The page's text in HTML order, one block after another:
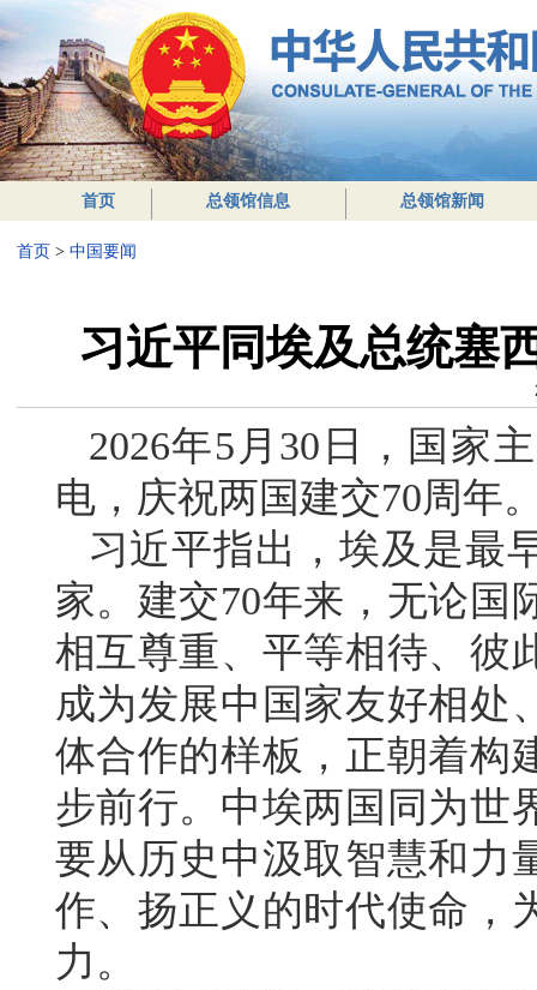
首页 总领馆信息 总领馆新闻
首页 > 中国要闻
习近平同埃及总统塞
2026年5月30日，国家
电，庆祝两国建交70周年
习近平指出，埃及是最
家。建交70年来，无论国
相互尊重、平等相待、彼
成为发展中国家友好相处
体合作的样板，正朝着构
步前行。中埃两国同为世
要从历史中汲取智慧和力
作、扬正义的时代使命，
力。